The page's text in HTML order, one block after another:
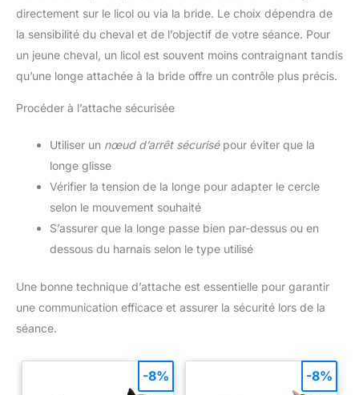
directement sur le licol ou via la bride. Le choix dépendra de
la sensibilité du cheval et de l’objectif de votre séance. Pour
un jeune cheval, un licol est souvent moins contraignant tandis
qu’une longe attachée à la bride offre un contrôle plus précis.
Procéder à l’attache sécurisée
Utiliser un nœud d’arrêt sécurisépour éviter que la
longe glisse
Vérifier la tension de la longe pour adapter le cercle
selon le mouvement souhaité
S’assurer que la longe passe bien par-dessus ou en
dessous du harnais selon le type utilisé
Une bonne technique d’attache est essentielle pour garantir
une communication efficace et assurer la sécurité lors de la
séance.
-8% -8%